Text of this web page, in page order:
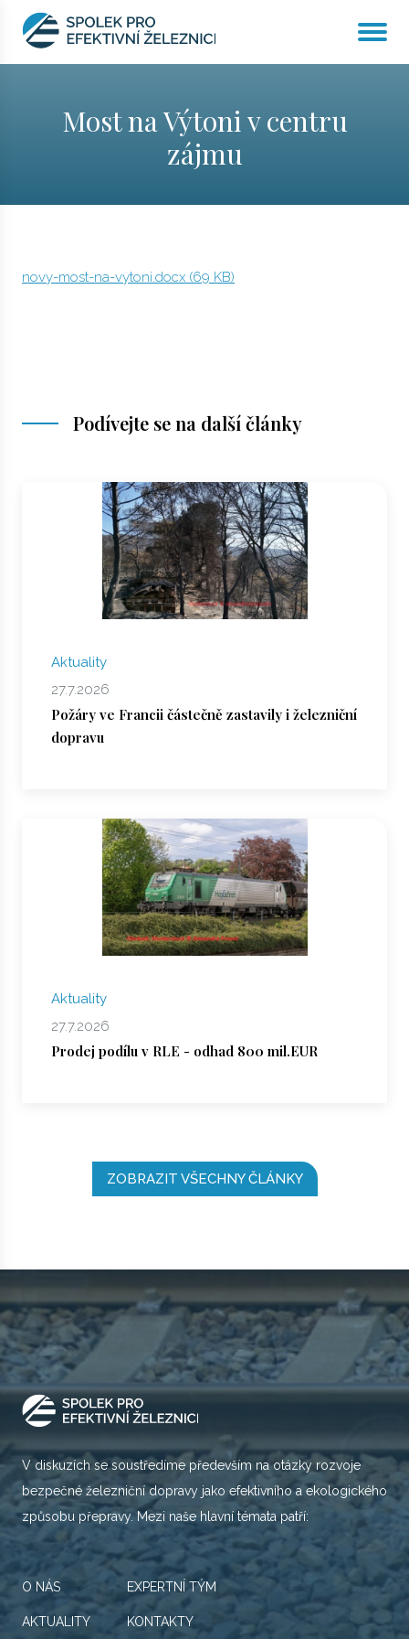
Most na Výtoni v centru
zájmu
novy-most-na-vytoni.docx (69 KB)
Podívejte se na další články
Aktuality
27.7.2026
Požáry ve Francii částečně zastavily i železniční
dopravu
Aktuality
27.7.2026
Prodej podílu v RLE - odhad 800 mil.EUR
ZOBRAZIT VŠECHNY ČLÁNKY
V diskuzích se soustředíme především na otázky rozvoje
bezpečné železniční dopravy jako efektivního a ekologického
způsobu přepravy. Mezi naše hlavní témata patří:
O NÁS
AKTUALITY
EXPERTNÍ TÝM
KONTAKTY